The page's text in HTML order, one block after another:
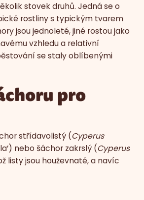
stovek druhů. Jedná se o
rostliny s typickým tvarem
jsou jednoleté, jiné rostou jako
vzhledu a relativní
se staly oblíbenými
pro
střídavolistý (Cyperus
nebo šáchor zakrslý (Cyperus
listy jsou houževnaté, a navíc